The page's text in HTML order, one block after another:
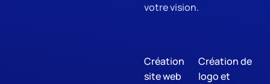
votre vision.
Création
site web
Création de
logo et